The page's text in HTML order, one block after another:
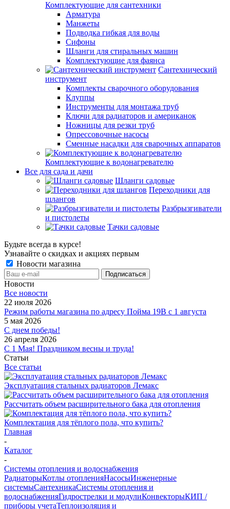
Комплектующие для сантехники
Арматура
Манжеты
Подводка гибкая для воды
Сифоны
Шланги для стиральных машин
Комплектующие для фаянса
Сантехнический
инструмент
Комплекты сварочного оборудования
Клуппы
Инструменты для монтажа труб
Ключи для радиаторов и американок
Ножницы для резки труб
Опрессовочные насосы
Сменные насадки для сварочных аппаратов
Комплектующие к водонагревателю
Все для сада и дачи
Шланги садовые
Переходники для
шлангов
Разбрызгиватели
и пистолеты
Тачки садовые
Будьте всегда в курсе!
Узнавайте о скидках и акциях первым
Новости магазина
Новости
Все новости
22 июля 2026
Режим работы магазина по адресу Пойма 19В с 1 августа
5 мая 2026
С днем победы!
26 апреля 2026
С 1 Мая! Праздником весны и труда!
Статьи
Все статьи
Эксплуатация стальных радиаторов Лемакс
Рассчитать объем расширительного бака для отопления
Комплектация для тёплого пола, что купить?
Главная
-
Каталог
-
Системы отопления и водоснабжения
РадиаторыКотлы отопленияНасосыИнженерные
системыСантехникаСистемы отопления и
водоснабженияГидрострелки и модулиКонвекторыКИП /
приборы учетаТеплоизоляция и